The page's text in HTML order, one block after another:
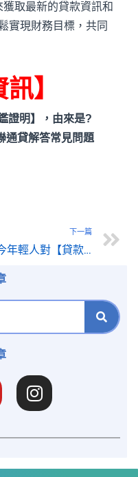
獲取最新的貸款資訊和
實現財務目標，共同
】
證明】，由來是?
通貸解答常見問題
下一篇
當今年輕人對【貸款】的看法? 值得省思